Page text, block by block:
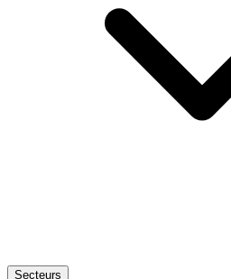
Secteurs